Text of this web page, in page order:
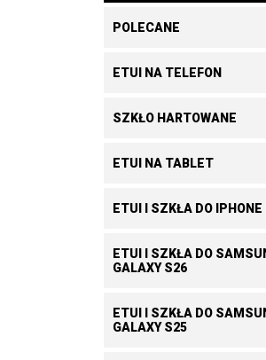
POLECANE
ETUI NA TELEFON
SZKŁO HARTOWANE
ETUI NA TABLET
ETUI I SZKŁA DO IPHONE
ETUI I SZKŁA DO
GALAXY S26
ETUI I SZKŁA DO
GALAXY S25